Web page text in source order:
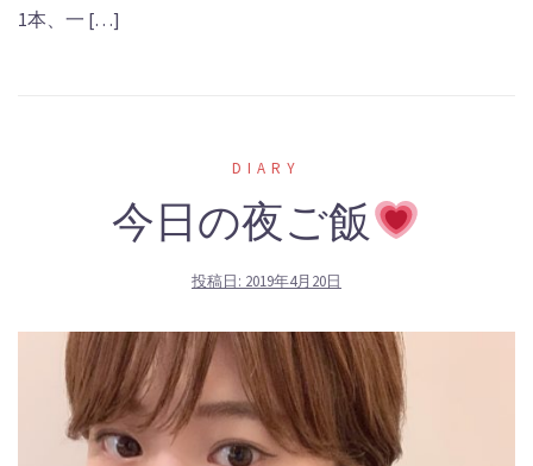
1本、一 […]
DIARY
今日の夜ご飯
投稿日: 2019年4月20日